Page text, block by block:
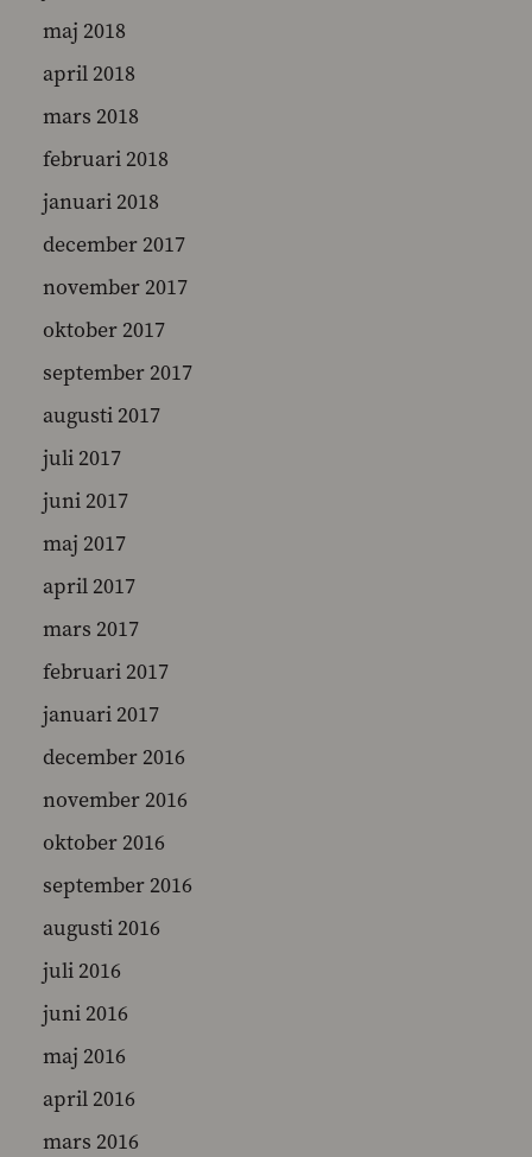
maj 2018
april 2018
mars 2018
februari 2018
januari 2018
december 2017
november 2017
oktober 2017
september 2017
augusti 2017
juli 2017
juni 2017
maj 2017
april 2017
mars 2017
februari 2017
januari 2017
december 2016
november 2016
oktober 2016
september 2016
augusti 2016
juli 2016
juni 2016
maj 2016
april 2016
mars 2016